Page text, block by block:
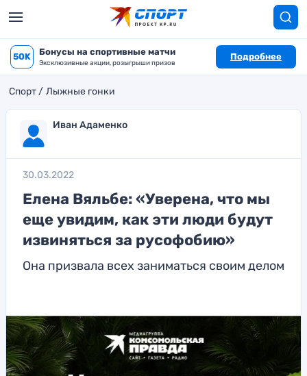
50K Бонусы на спортивные матчи
Эксклюзивные акции, розыгрыши призов
Подробнее
Спорт Лыжные гонки
Иван Адаменко
30.03.2022
Елена Вяльбе: «Уверена, что мы
еще увидим, как эти люди будут
извиняться за русофобию»
Она призвала всех заниматься своим делом